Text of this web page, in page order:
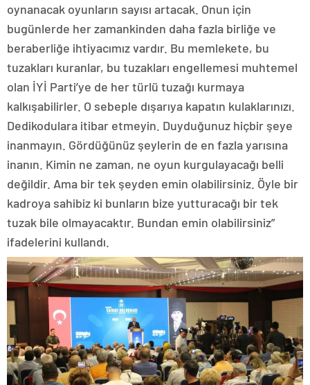
oynanacak oyunların sayısı artacak. Onun için
bugünlerde her zamankinden daha fazla birliğe ve
beraberliğe ihtiyacımız vardır. Bu memlekete, bu
tuzakları kuranlar, bu tuzakları engellemesi muhtemel
olan İYİ Parti’ye de her türlü tuzağı kurmaya
kalkışabilirler. O sebeple dışarıya kapatın kulaklarınızı.
Dedikodulara itibar etmeyin. Duyduğunuz hiçbir şeye
inanmayın. Gördüğünüz şeylerin de en fazla yarısına
inanın. Kimin ne zaman, ne oyun kurgulayacağı belli
değildir. Ama bir tek şeyden emin olabilirsiniz. Öyle bir
kadroya sahibiz ki bunların bize yutturacağı bir tek
tuzak bile olmayacaktır. Bundan emin olabilirsiniz”
ifadelerini kullandı.